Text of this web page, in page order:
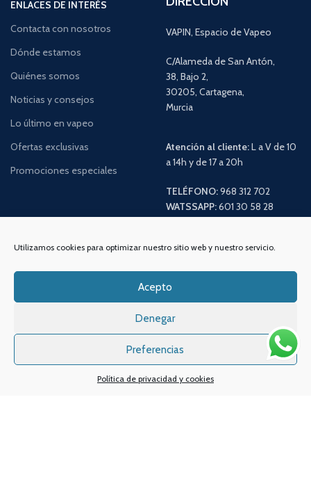
Utilizamos cookies para optimizar nuestro sitio web y nuestro servicio.
Acepto
Denegar
Preferencias
Política de privacidad y cookies
ENLACES DE INTERÉS
Contacta con nosotros
Dónde estamos
Quiénes somos
Noticias y consejos
Lo último en vapeo
Ofertas exclusivas
Promociones especiales
VAPIN, Espacio de Vapeo
C/Alameda de San Antón,
38, Bajo 2,
30205, Cartagena,
Murcia
Atención al cliente:L a V de 10
a 14h y de 17 a 20h
TELÉFONO:968 312 702
WATSSAPP:601 30 58 28